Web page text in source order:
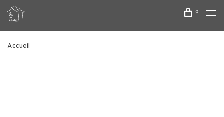
0
Accueil